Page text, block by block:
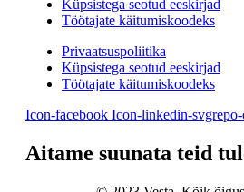
Küpsistega seotud eeskirjad
Töötajate käitumiskoodeks
Privaatsuspoliitika
Küpsistega seotud eeskirjad
Töötajate käitumiskoodeks
Icon-facebook Icon-linkedin-
Aitame suunata teid